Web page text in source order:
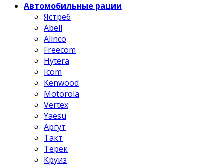
Автомобильные рации
Ястреб
Abell
Alinco
Freecom
Hytera
Icom
Kenwood
Motorola
Vertex
Yaesu
Аргут
Такт
Терек
Круиз